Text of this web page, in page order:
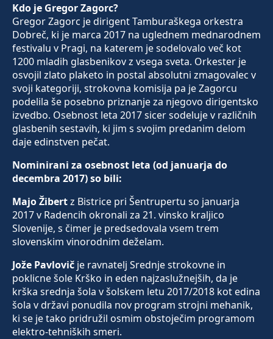
Kdo je Gregor Zagorc?
Gregor Zagorc je dirigent Tamburaškega orkestra
Dobreč, ki je marca 2017 na uglednem mednarodnem
festivalu v Pragi, na katerem je sodelovalo več kot
1200 mladih glasbenikov z vsega sveta. Orkester je
osvojil zlato plaketo in postal absolutni zmagovalec v
svoji kategoriji, strokovna komisija pa je Zagorcu
podelila še posebno priznanje za njegovo dirigentsko
izvedbo. Osebnost leta 2017 sicer sodeluje v različnih
glasbenih sestavih, ki jim s svojim predanim delom
daje edinstven pečat.
Nominirani za osebnost leta (od januarja do
decembra 2017) so bili:
Majo Žibertz Bistrice pri Šentrupertu so januarja
2017 v Radencih okronali za 21. vinsko kraljico
Slovenije, s čimer je predsedovala vsem trem
slovenskim vinorodnim deželam.
Jože Pavlovič je ravnatelj Srednje strokovne in
poklicne šole Krško in eden najzaslužnejših, da je
krška srednja šola v šolskem letu 2017/2018 kot edina
šola v državi ponudila nov program strojni mehanik,
ki se je tako pridružil osmim obstoječim programom
elektro-tehniških smeri.